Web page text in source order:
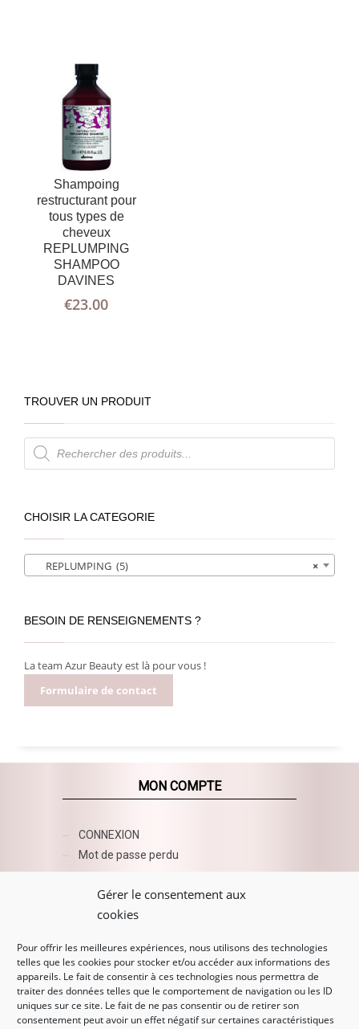
Gérer le consentement aux
cookies
Pour offrir les meilleures expériences, nous utilisons des technologies
telles que les cookies pour stocker et/ou accéder aux informations des
appareils. Le fait de consentir à ces technologies nous permettra de
traiter des données telles que le comportement de navigation ou les ID
uniques sur ce site. Le fait de ne pas consentir ou de retirer son
consentement peut avoir un effet négatif sur certaines caractéristiques
Shampoing
restructurant pour
tous types de
cheveux
REPLUMPING
SHAMPOO
DAVINES
€23.00
TROUVER UN PRODUIT
Recherche
de
produits
CHOISIR LA CATEGORIE
×
REPLUMPING (5)
BESOIN DE RENSEIGNEMENTS ?
La team Azur Beauty est là pour vous !
Formulaire de contact
MON COMPTE
CONNEXION
Mot de passe perdu
AZUR BEAUTY ESHOP